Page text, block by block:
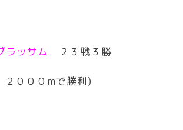
ラッサム ２３戦３勝
２０００mで勝利)